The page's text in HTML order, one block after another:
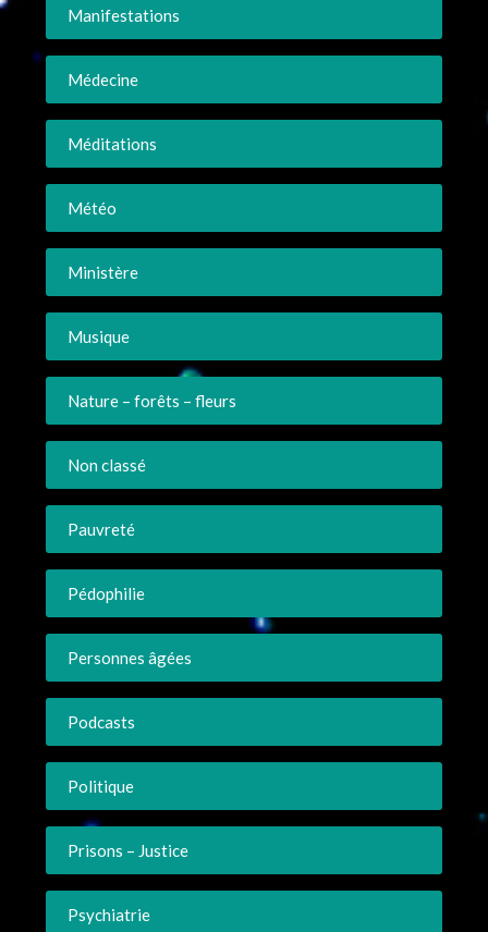
Manifestations
Médecine
Méditations
Météo
Ministère
Musique
Nature – forêts – fleurs
Non classé
Pauvreté
Pédophilie
Personnes âgées
Podcasts
Politique
Prisons – Justice
Psychiatrie